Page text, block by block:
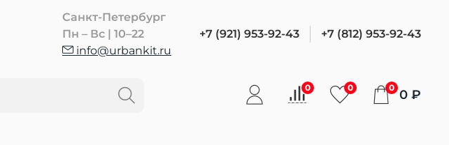
Санкт-Петербург
Пн – Вс | 10–22
info@urbankit.ru
+7 (921) 953-92-43 +7 (812) 953-92-43
0 0 0 0 ₽